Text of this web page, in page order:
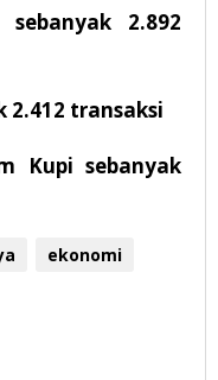
2.892
2.412 transaksi
Kupi sebanyak
ekonomi